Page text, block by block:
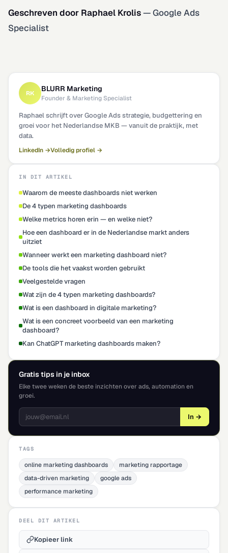
Geschreven door Raphael Krolis— Google Ads
Specialist
RK BLURR Marketing
Founder & Marketing Specialist
Raphael schrijft over Google Ads strategie, budgettering en
groei voor het Nederlandse MKB — vanuit de praktijk, met
data.
LinkedIn →Volledig profiel →
IN DIT ARTIKEL
Waarom de meeste dashboards niet werken
De 4 typen marketing dashboards
Welke metrics horen erin — en welke niet?
Hoe een dashboard er in de Nederlandse markt anders
uitziet
Wanneer werkt een marketing dashboard niet?
De tools die het vaakst worden gebruikt
Veelgestelde vragen
Wat zijn de 4 typen marketing dashboards?
Wat is een dashboard in digitale marketing?
Wat is een concreet voorbeeld van een marketing
dashboard?
Kan ChatGPT marketing dashboards maken?
Gratis tips in je inbox
Elke twee weken de beste inzichten over ads, automation en
groei.
In →
TAGS
online marketing dashboards
marketing rapportage
data-driven marketing
google ads
performance marketing
DEEL DIT ARTIKEL
Kopieer link